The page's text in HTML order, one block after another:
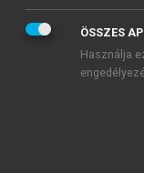
ÖSSZES
Használja